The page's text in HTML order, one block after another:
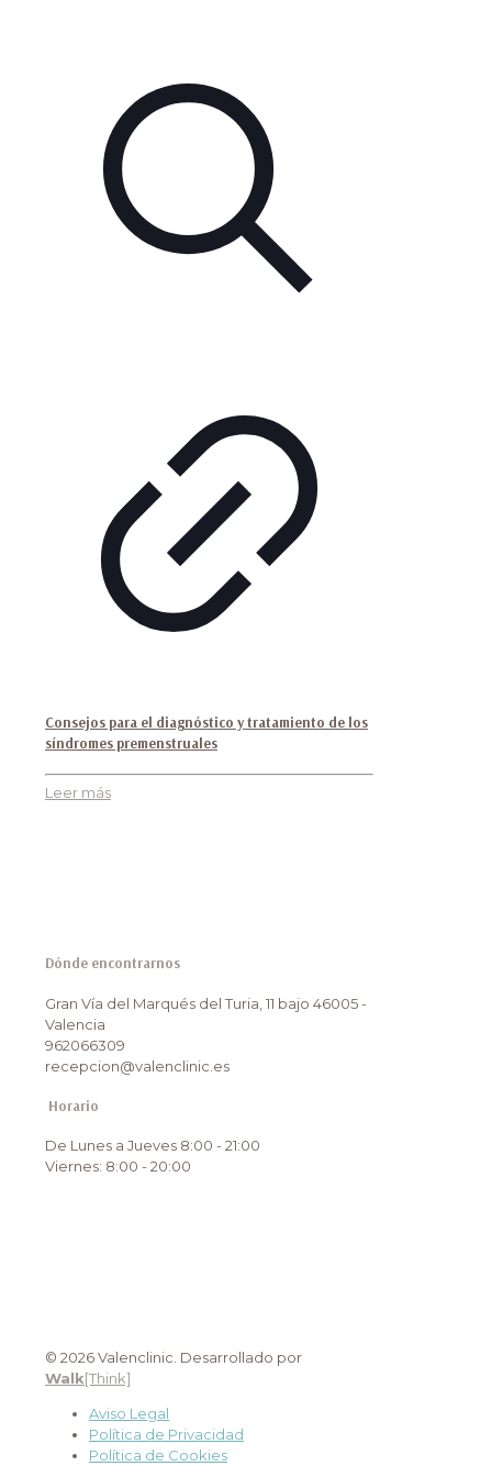
Consejos para el diagnóstico y tratamiento de los
síndromes premenstruales
Leer más
Dónde encontrarnos
Gran Vía del Marqués del Turia, 11 bajo 46005 -
Valencia
962066309
recepcion@valenclinic.es
Horario
De Lunes a Jueves 8:00 - 21:00
Viernes: 8:00 - 20:00
© 2026 Valenclinic. Desarrollado por
Walk[Think]
Aviso Legal
Política de Privacidad
Política de Cookies